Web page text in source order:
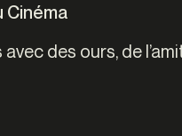
Cinéma
des ours, de